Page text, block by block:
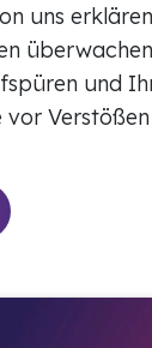
uns
und